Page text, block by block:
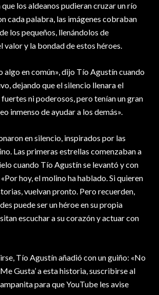
los aldeanos pudieran cruzar un río
cada palabra, las imágenes cobraban
los pequeños, llenándolos de
valor y la bondad de estos héroes.
algo en común», dijo Tío Agustín cuando
dejando que el silencio llenara el
ni poderosos, pero tenían un gran
inmenso de ayudar a los demás».
en silencio, inspirados por las
Las primeras estrellas comenzaban a
cuando Tío Agustín se levantó y con
hoy, el molino ha hablado. Si quieren
vuelvan pronto. Pero recuerden,
puede ser un héroe en su propia
escuchar a su corazón y actuar con
Tío Agustín añadió con un guiño: «No
Gusta’ a esta historia, suscribirse al
para que YouTube les avise